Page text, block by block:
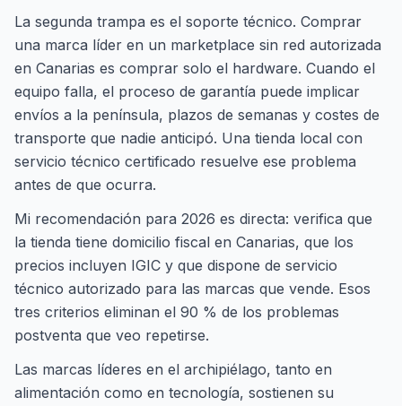
La segunda trampa es el soporte técnico. Comprar
una marca líder en un marketplace sin red autorizada
en Canarias es comprar solo el hardware. Cuando el
equipo falla, el proceso de garantía puede implicar
envíos a la península, plazos de semanas y costes de
transporte que nadie anticipó. Una tienda local con
servicio técnico certificado resuelve ese problema
antes de que ocurra.
Mi recomendación para 2026 es directa: verifica que
la tienda tiene domicilio fiscal en Canarias, que los
precios incluyen IGIC y que dispone de servicio
técnico autorizado para las marcas que vende. Esos
tres criterios eliminan el 90 % de los problemas
postventa que veo repetirse.
Las marcas líderes en el archipiélago, tanto en
alimentación como en tecnología, sostienen su